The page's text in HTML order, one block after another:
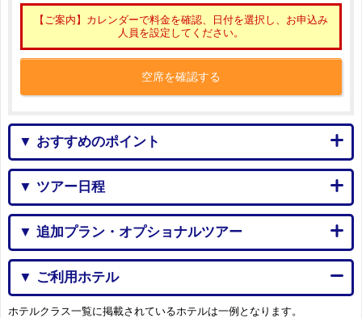
【ご案内】カレンダーで料金を確認、日付を選択し、お申込み
人員を設定してください。
空席を確認する
▼ おすすめのポイント
▼ ツアー日程
▼ 追加プラン・オプショナルツアー
▼ ご利用ホテル
ホテルクラス一覧に掲載されているホテルは一例となります。